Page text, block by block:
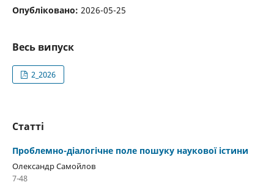
Опубліковано: 2026-05-25
Весь випуск
2_2026
Статті
Проблемно-діалогічне поле пошуку наукової істини
Олександр Самойлов
7-48